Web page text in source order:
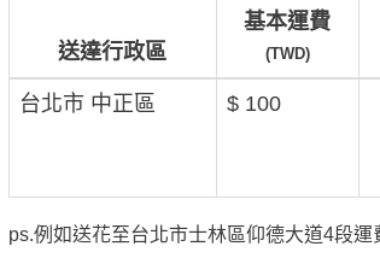
送達行政區
基本運費
(TWD)
台北市 中正區 $ 100
ps.例如送花至台北市士林區仰德大道4段